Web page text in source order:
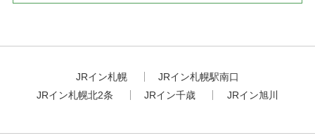
JRイン札幌
JRイン札幌駅南口
JRイン札幌北2条
JRイン千歳 JRイン旭川